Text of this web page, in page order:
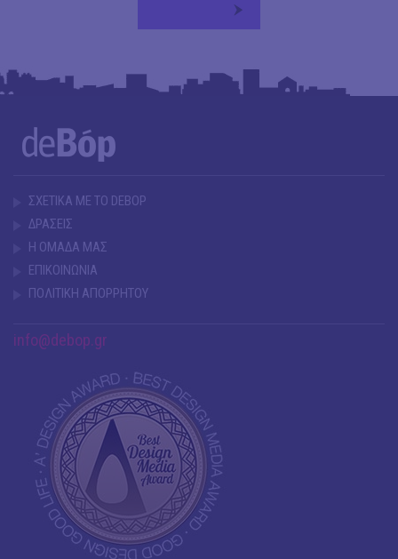
ΣΧΕΤΙΚΑ ΜΕ ΤΟ DEBOP
ΔΡΑΣΕΙΣ
Η ΟΜΑΔΑ ΜΑΣ
ΕΠΙΚΟΙΝΩΝΙΑ
ΠΟΛΙΤΙΚΗ ΑΠΟΡΡΗΤΟΥ
info@debop.gr